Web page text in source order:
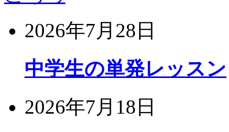
2026年7月28日
中学生の単発レッスン
2026年7月18日